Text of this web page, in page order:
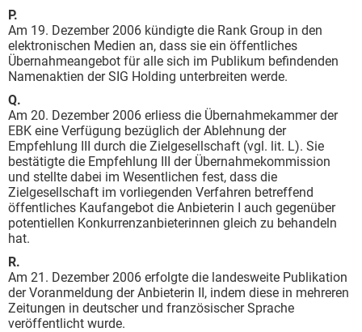
P.
Am 19. Dezember 2006 kündigte die Rank Group in den
elektronischen Medien an, dass sie ein öffentliches
Übernahmeangebot für alle sich im Publikum befindenden
Namenaktien der SIG Holding unterbreiten werde.
Q.
Am 20. Dezember 2006 erliess die Übernahmekammer der
EBK eine Verfügung bezüglich der Ablehnung der
Empfehlung III durch die Zielgesellschaft (vgl. lit. L). Sie
bestätigte die Empfehlung III der Übernahmekommission
und stellte dabei im Wesentlichen fest, dass die
Zielgesellschaft im vorliegenden Verfahren betreffend
öffentliches Kaufangebot die Anbieterin I auch gegenüber
potentiellen Konkurrenzanbieterinnen gleich zu behandeln
hat.
R.
Am 21. Dezember 2006 erfolgte die landesweite Publikation
der Voranmeldung der Anbieterin II, indem diese in mehreren
Zeitungen in deutscher und französischer Sprache
veröffentlicht wurde.